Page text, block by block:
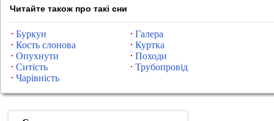
Читайте також про такі сни
Буркун
Галера
Кость слонова
Куртка
Опухнути
Походи
Ситість
Трубопровід
Чарівність